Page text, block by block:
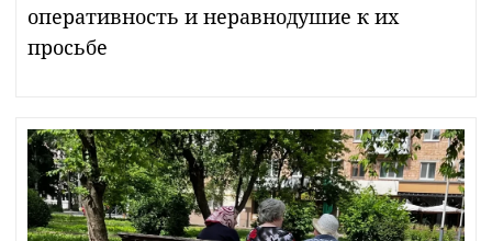
оперативность и неравнодушие к их
просьбе